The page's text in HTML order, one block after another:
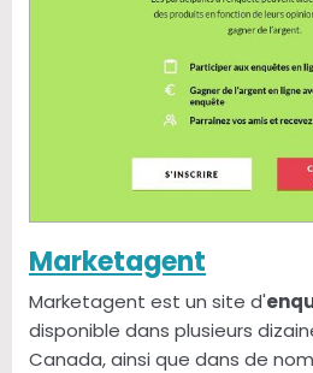
Marketagent
Marketagent est un site d'
disponible dans plusieurs
Canada, ainsi que dans de